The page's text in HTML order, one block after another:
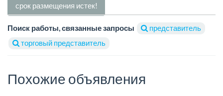
срок размещения истек!
Поиск работы, связанные запросы
представитель
торговый представитель
Похожие объявления